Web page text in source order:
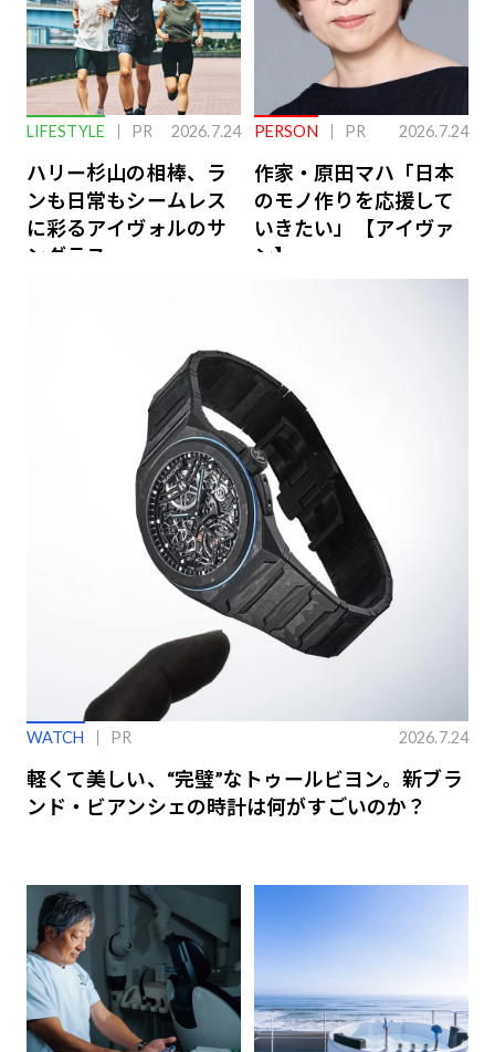
LIFESTYLE PR 2026.7.24
ハリー杉山の相棒、ラ
ンも日常もシームレス
に彩るアイヴォルのサ
ングラス
PERSON PR 2026.7.24
作家・原田マハ「日本
のモノ作りを応援して
いきたい」【アイヴァ
ン】
WATCH PR 2026.7.24
軽くて美しい、“完璧”なトゥールビヨン。新ブラ
ンド・ビアンシェの時計は何がすごいのか？